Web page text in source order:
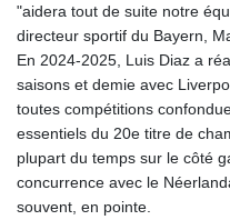
"aidera tout de suite notre
directeur sportif du Bayern,
En 2024-2025, Luis Diaz a
saisons et demie avec
toutes compétitions
essentiels du 20e titre de
plupart du temps sur le côté
concurrence avec le
souvent, en pointe.